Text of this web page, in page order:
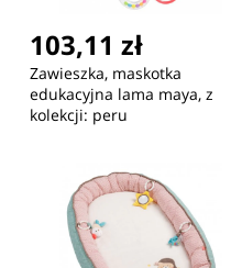
103,11 zł
Zawieszka, maskotka
edukacyjna lama maya, z
kolekcji: peru